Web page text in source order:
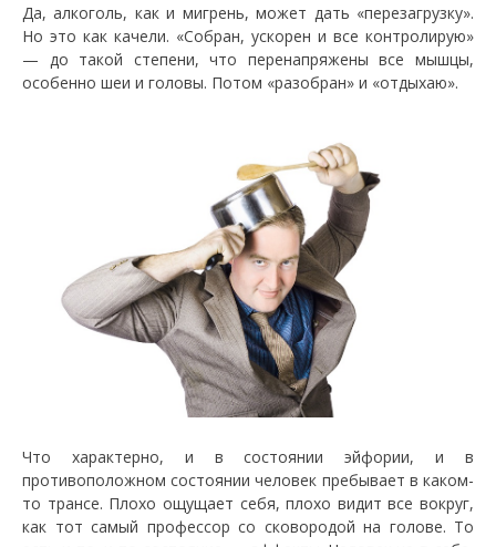
Да, алкоголь, как и мигрень, может дать «перезагрузку».
Но это как качели. «Собран, ускорен и все контролирую»
— до такой степени, что перенапряжены все мышцы,
особенно шеи и головы. Потом «разобран» и «отдыхаю».
Что характерно, и в состоянии эйфории, и в
противоположном состоянии человек пребывает в каком-
то трансе. Плохо ощущает себя, плохо видит все вокруг,
как тот самый профессор со сковородой на голове. То